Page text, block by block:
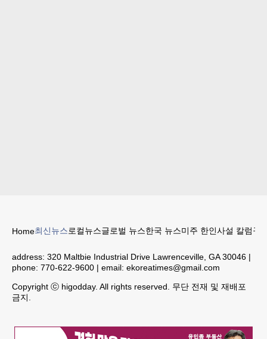
Home최신뉴스로컬뉴스글로벌 뉴스한국 뉴스미주 한인사설 칼럼구
address: 320 Maltbie Industrial Drive Lawrenceville, GA 30046 |
phone: 770-622-9600 | email: ekoreatimes@gmail.com
Copyright ⓒ higodday. All rights reserved. 무단 전재 및 재배포
금지.